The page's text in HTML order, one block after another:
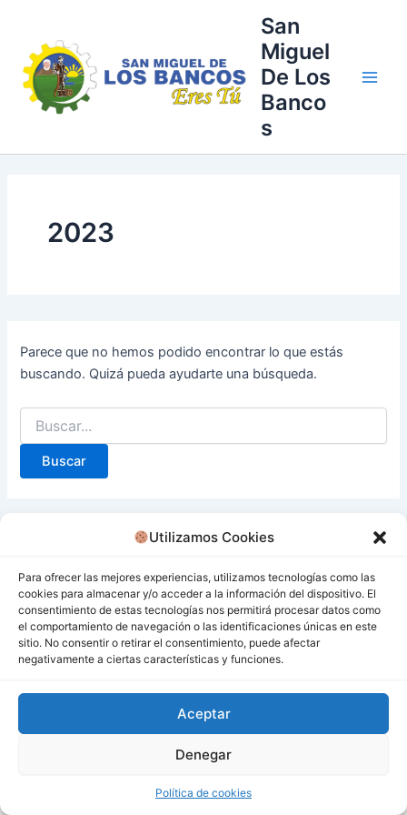
Utilizamos Cookies
Para ofrecer las mejores experiencias, utilizamos tecnologías como las
cookies para almacenar y/o acceder a la información del dispositivo. El
consentimiento de estas tecnologías nos permitirá procesar datos como
el comportamiento de navegación o las identificaciones únicas en este
sitio. No consentir o retirar el consentimiento, puede afectar
negativamente a ciertas características y funciones.
Aceptar
Denegar
Política de cookies
contenido
San
Miguel
De Los
Banco
s
2023
Parece que no hemos podido encontrar lo que estás
buscando. Quizá pueda ayudarte una búsqueda.
Todos los derechos © 2026 San Miguel De Los Bancos |